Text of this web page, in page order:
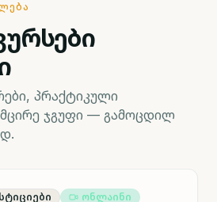
პრაქტიკული
მცირე ჯგუფი — გამოცდილ
ონლაინი